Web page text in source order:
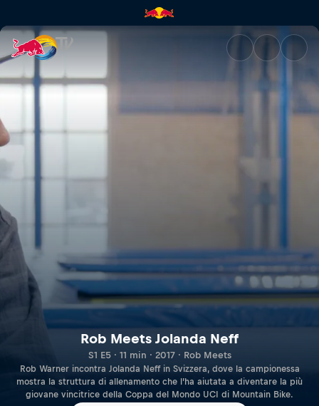
Rob Meets Jolanda Neff |
Rob Meets Jolanda Neff
S1 E5 · 11 min · 2017 · Rob Meets
Rob Warner incontra Jolanda Neff in Svizzera, dove la campionessa
mostra la struttura di allenamento che l’ha aiutata a diventare la più
giovane vincitrice della Coppa del Mondo UCI di Mountain Bike.